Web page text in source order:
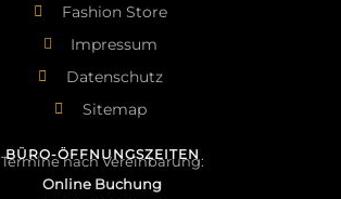
BÜRO-ÖFFNUNGSZEITEN
Termine nach Vereinbarung:
Online Buchung
Fashion Store
Impressum
Datenschutz
Sitemap